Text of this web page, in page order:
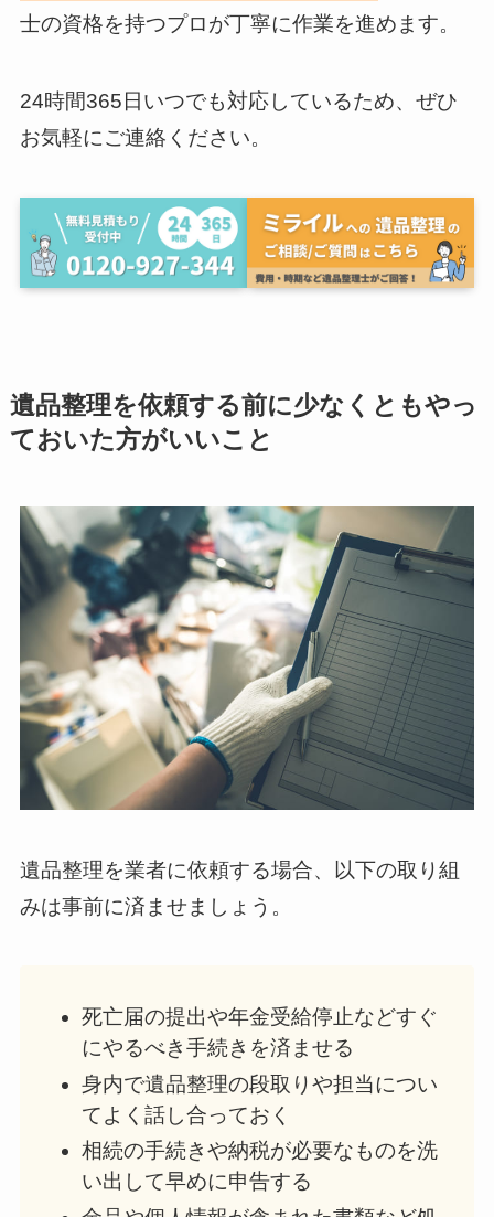
士の資格を持つプロが丁寧に作業を進めます。
24時間365日いつでも対応しているため、ぜひ
お気軽にご連絡ください。
遺品整理を依頼する前に少なくともやっ
ておいた方がいいこと
遺品整理を業者に依頼する場合、以下の取り組
みは事前に済ませましょう。
死亡届の提出や年金受給停止などすぐ
にやるべき手続きを済ませる
身内で遺品整理の段取りや担当につい
てよく話し合っておく
相続の手続きや納税が必要なものを洗
い出して早めに申告する